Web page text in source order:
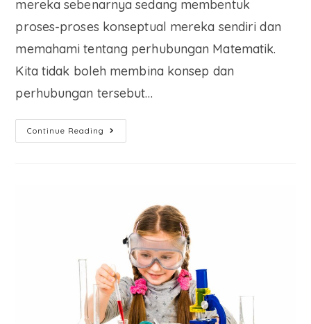
mereka sebenarnya sedang membentuk
proses-proses konseptual mereka sendiri dan
memahami tentang perhubungan Matematik.
Kita tidak boleh membina konsep dan
perhubungan tersebut…
Continue Reading